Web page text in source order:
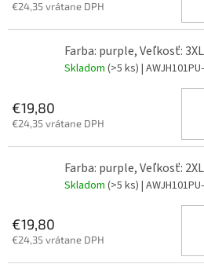
€24,35 vrátane DPH
Farba: purple, Veľkosť: 3XL
Skladom (>5 ks) |
€19,80
€24,35 vrátane DPH
Farba: purple, Veľkosť: 2XL
Skladom (>5 ks) |
€19,80
€24,35 vrátane DPH